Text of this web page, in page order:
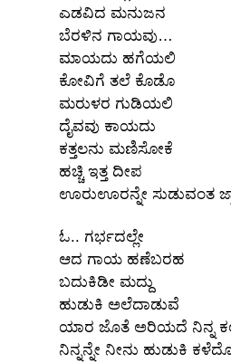
ಎಡವಿದ ಮನುಜನ
ಬೆರಳಿನ ಗಾಯವು…
ಮಾಯದು ಹಗೆಯಲಿ
ಕೋವಿಗೆ ತಲೆ ಕೊಡೊ
ಮರುಳರ ಗುಡಿಯಲಿ
ದೈವವು ಕಾಯದು
ಕತ್ತಲನು ಮಣಿಸೋಕೆ
ಹಚ್ಚಿ ಇತ್ತ ದೀಪ
ಊರುಊರನ್ನೇ ಸುಡುವಂತ
ಓ.. ಗರ್ಭದಲ್ಲೇ
ಆದ ಗಾಯ ಹಣೆಬರಹ
ಬದುಕಿಡೀ ಮದ್ದು
ಹುಡುಕಿ ಅಲೆದಾಡುವೆ
ಯಾರ ಜೊತೆ ಅರಿಯದೆ ನಿನ್ನ
ನಿನ್ನನ್ನೇ ನೀನು ಹುಡುಕಿ